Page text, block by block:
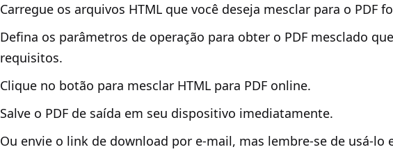
Carregue os arquivos HTML que você deseja mesclar para o PDF
Defina os parâmetros de operação para obter o PDF mesclado
requisitos.
Clique no botão para mesclar HTML para PDF online.
Salve o PDF de saída em seu dispositivo imediatamente.
Ou envie o link de download por e-mail, mas lembre-se de usá-lo